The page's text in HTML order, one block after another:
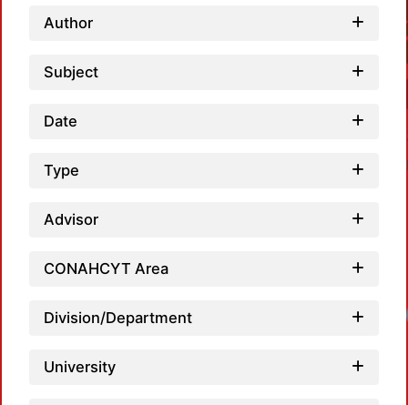
Author
Subject
Date
Type
Advisor
CONAHCYT Area
Division/Department
University